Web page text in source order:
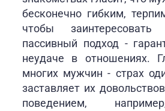
бесконечно гибким,
чтобы
пассивный подход -
неудаче в отношениях.
многих мужчин - страх
заставляет их
поведением,